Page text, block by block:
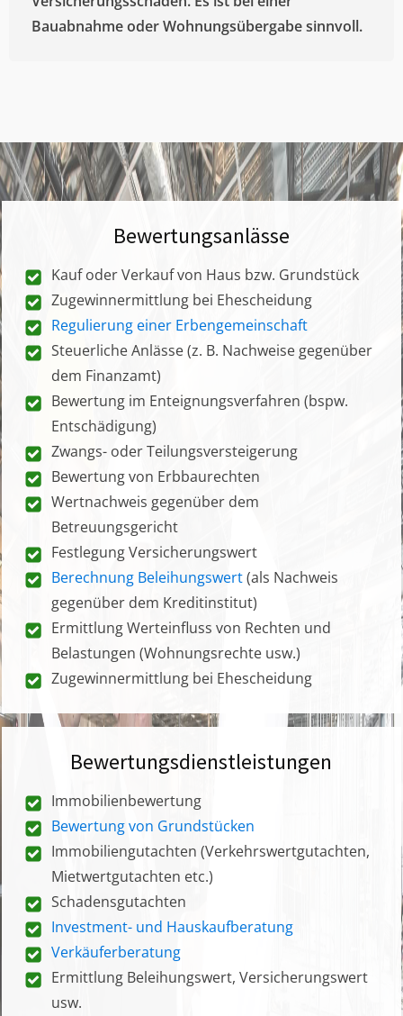
Bauabnahme oder Wohnungsübergabe sinnvoll.
Bewertungsanlässe
Kauf oder Verkauf von Haus bzw. Grundstück
Zugewinnermittlung bei Ehescheidung
Regulierung einer Erbengemeinschaft
Steuerliche Anlässe (z. B. Nachweise gegenüber
dem Finanzamt)
Bewertung im Enteignungsverfahren (bspw.
Entschädigung)
Zwangs- oder Teilungsversteigerung
Bewertung von Erbbaurechten
Wertnachweis gegenüber dem
Betreuungsgericht
Festlegung Versicherungswert
Berechnung Beleihungswert(als Nachweis
gegenüber dem Kreditinstitut)
Ermittlung Werteinfluss von Rechten und
Belastungen (Wohnungsrechte usw.)
Zugewinnermittlung bei Ehescheidung
Bewertungsdienstleistungen
Immobilienbewertung
Bewertung von Grundstücken
Immobiliengutachten (Verkehrswertgutachten,
Mietwertgutachten etc.)
Schadensgutachten
Investment- und Hauskaufberatung
Verkäuferberatung
Ermittlung Beleihungswert, Versicherungswert
usw.